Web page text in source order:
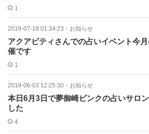
1
2019-07-18 01:34:23 ・ お知らせ
アクアビティさんでの占いイベント今
催です
1
2019-06-03 12:25:30 ・ お知らせ
本日6月3日で夢御崎ピンクの占いサロ
した
4